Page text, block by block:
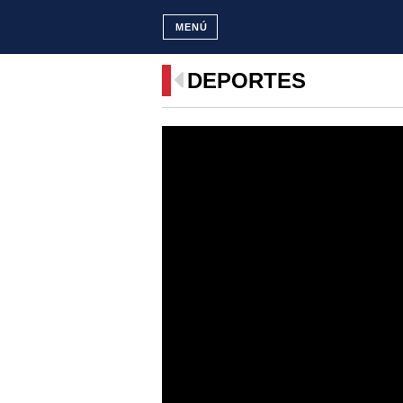
MENÚ
DEPORTES